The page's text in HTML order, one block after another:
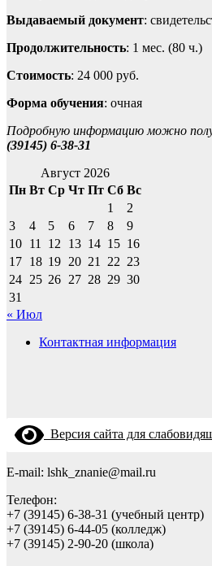
Выдаваемый документ:
Продолжительность: 1 мес. (80 ч.)
Стоимость: 24 000 руб.
Форма обучения: очная
Подробную информацию можно
(39145) 6-38-31
Август 2026
Пн Вт Ср Чт Пт Сб Вс
1
2
3
4 5 6 7 8
9
10 11 12 13 14 15 16
17 18 19 20 21 22 23
24 25 26 27 28 29 30
31
« Июл
Контактная информация
Версия сайта для
E-mail: lshk_znanie@mail.ru
Телефон:
+7 (39145) 6-38-31 (учебный центр)
+7 (39145) 6-44-05 (колледж)
+7 (39145) 2-90-20 (школа)